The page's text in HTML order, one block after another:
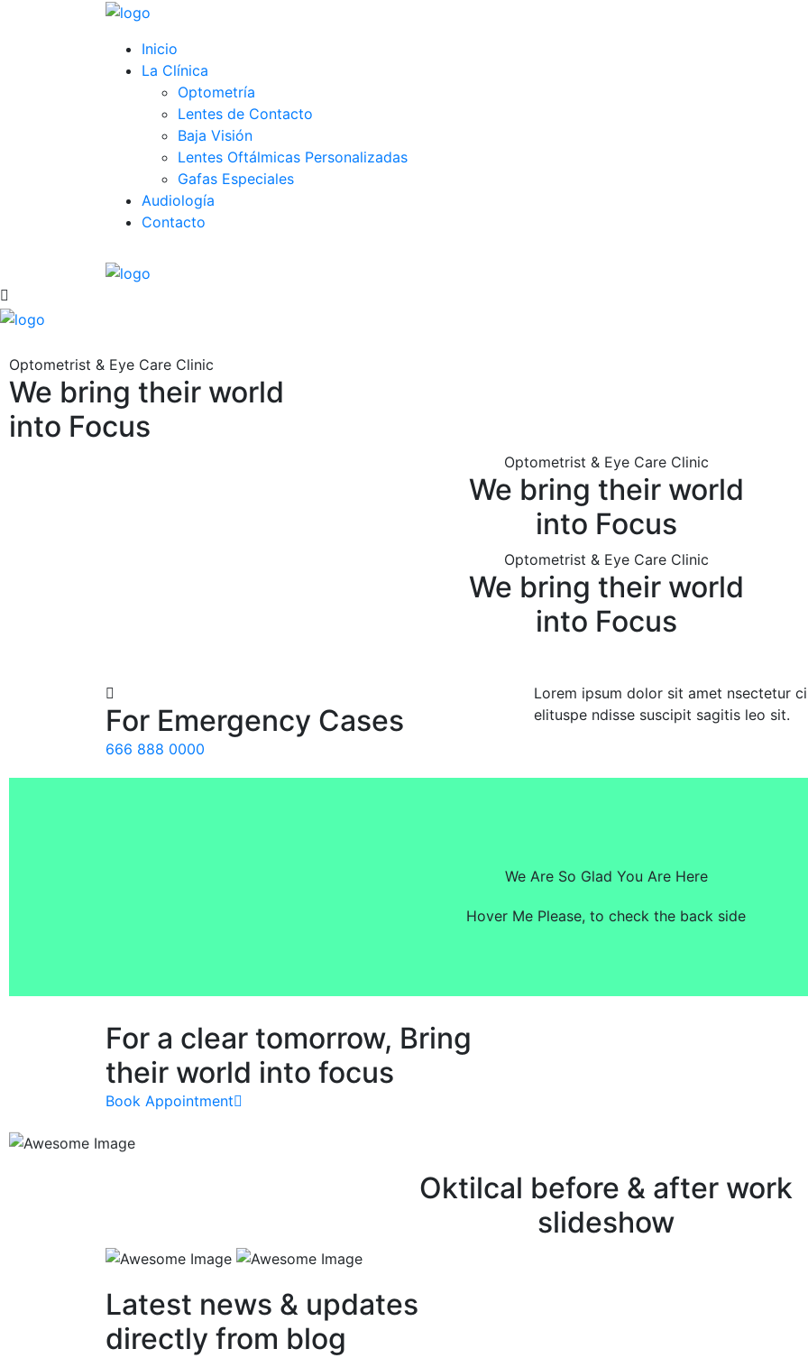
Inicio
La Clínica
Optometría
Lentes de Contacto
Baja Visión
Lentes Oftálmicas Personalizadas
Gafas Especiales
Audiología
Contacto
Optometrist & Eye Care Clinic
We bring their world
into Focus
Optometrist & Eye Care Clinic
We bring their world
into Focus
Optometrist & Eye Care Clinic
We bring their world
into Focus
For Emergency Cases
666 888 0000
Lorem ipsum dolor sit amet nsectetur
elituspe ndisse suscipit sagitis leo sit.
We Are So Glad You Are Here
Hover Me Please, to check the back side
For a clear tomorrow, Bring
their world into focus
Book Appointment
Oktilcal before & after work
slideshow
Latest news & updates
directly from blog